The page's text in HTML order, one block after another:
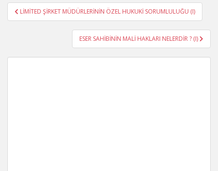
Yazı
gezinmesi
LİMİTED ŞİRKET MÜDÜRLERİNİN ÖZEL HUKUKİ SORUMLULUĞU (I)
ESER SAHİBİNİN MALİ HAKLARI NELERDİR ? (I)